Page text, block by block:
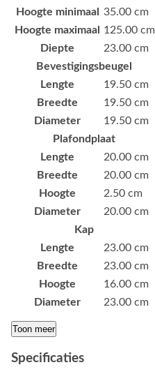
Hoogte minimaal
35.00 cm
Hoogte maximaal
125.00 cm
Diepte
23.00 cm
Bevestigingsbeugel
Lengte
19.50 cm
Breedte
19.50 cm
Diameter
19.50 cm
Plafondplaat
Lengte
20.00 cm
Breedte
20.00 cm
Hoogte
2.50 cm
Diameter
20.00 cm
Kap
Lengte
23.00 cm
Breedte
23.00 cm
Hoogte
16.00 cm
Diameter
23.00 cm
Toon meer
Specificaties